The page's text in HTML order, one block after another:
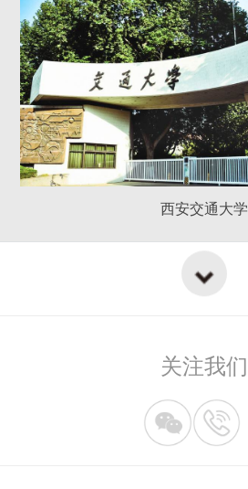
西安交通大学
关注我们